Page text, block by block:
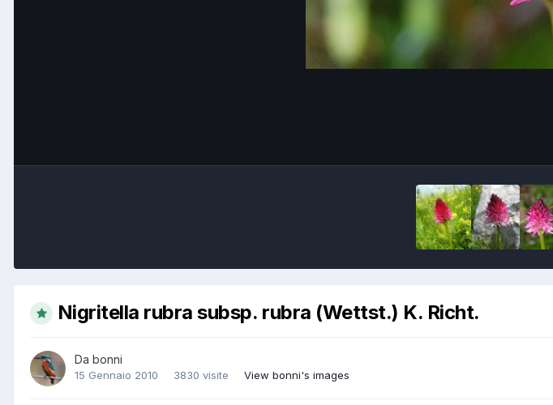
Nigritella rubra subsp. rubra (Wettst.) K. Richt.
Da bonni
15 Gennaio 2010 3830 visite View bonni's images